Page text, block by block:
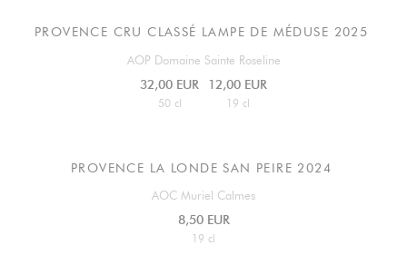
PROVENCE CRU CLASSÉ LAMPE DE MÉDUSE 2025
AOP Domaine Sainte Roseline
32,00 EUR
50 cl
12,00 EUR
19 cl
PROVENCE LA LONDE SAN PEIRE 2024
AOC Muriel Calmes
8,50 EUR
19 cl